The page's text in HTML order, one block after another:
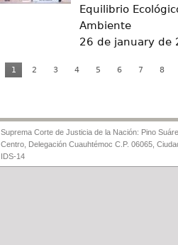
Equilibrio
Ambiente
26 de january de
1 2 3 4 5 6 7 8
Suprema Corte de Justicia de la Nación: Pino
Centro, Delegación Cuauhtémoc C.P. 06065,
IDS-14